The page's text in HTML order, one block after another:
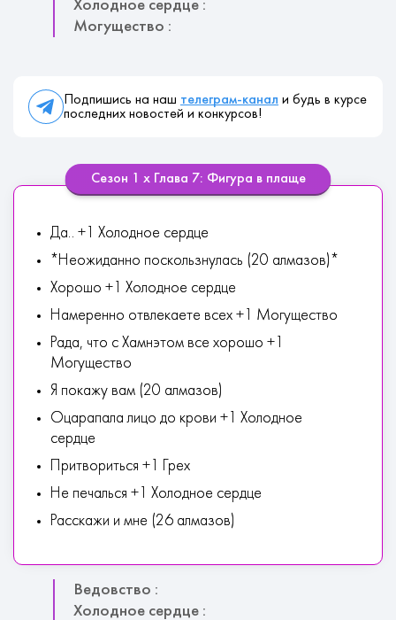
Холодное сердце :
Могущество :
Подпишись на наш телеграм-канал и будь в курсе
последних новостей и конкурсов!
Сезон 1 х Глава 7: Фигура в плаще
Да.. +1 Холодное сердце
*Неожиданно поскользнулась (20 алмазов)*
Хорошо +1 Холодное сердце
Намеренно отвлекаете всех +1 Могущество
Рада, что с Хамнэтом все хорошо +1
Могущество
Я покажу вам (20 алмазов)
Оцарапала лицо до крови +1 Холодное
сердце
Притвориться +1 Грех
Не печалься +1 Холодное сердце
Расскажи и мне (26 алмазов)
Ведовство :
Холодное сердце :